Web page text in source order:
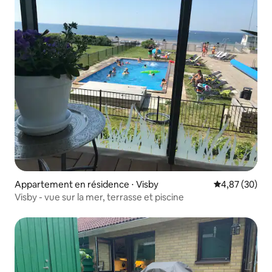
Appartement en résidence ⋅ Visby Évaluation
4,87 (30)
Visby - vue sur la mer, terrasse et piscine